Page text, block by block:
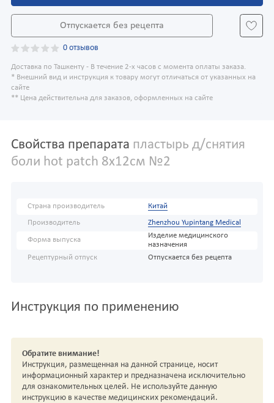
Отпускается без рецепта
0 отзывов
Доставка по Ташкенту - В течение 2-х часов с момента оплаты заказа.
* Внешний вид и инструкция к товару могут отличаться от указанных на
сайте
** Цена действительна для заказов, оформленных на сайте
Свойства препарата пластырь д/снятия
боли hot patch 8х12см №2
Страна производитель Китай
Производитель Zhenzhou Yupintang Medical
Форма выпуска
Изделие медицинского
назначения
Рецептурный отпуск
Отпускается без рецепта
Инструкция по применению
Обратите внимание!
Инструкция, размещенная на данной странице, носит
информационный характер и предназначена исключительно
для ознакомительных целей. Не используйте данную
инструкцию в качестве медицинских рекомендаций.